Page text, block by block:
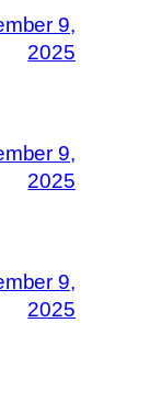
9,
2025
9,
2025
9,
2025